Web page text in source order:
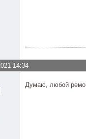
14:34
Думаю, любой